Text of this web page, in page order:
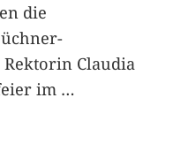
die
Rektorin Claudia
im …